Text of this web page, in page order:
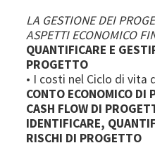
LA GESTIONE DEI
ASPETTI ECONOMICO
QUANTIFICARE E
PROGETTO
• I costi nel Ciclo di vita
CONTO ECONOMICO DI
CASH FLOW DI
IDENTIFICARE,
RISCHI DI PROGETTO